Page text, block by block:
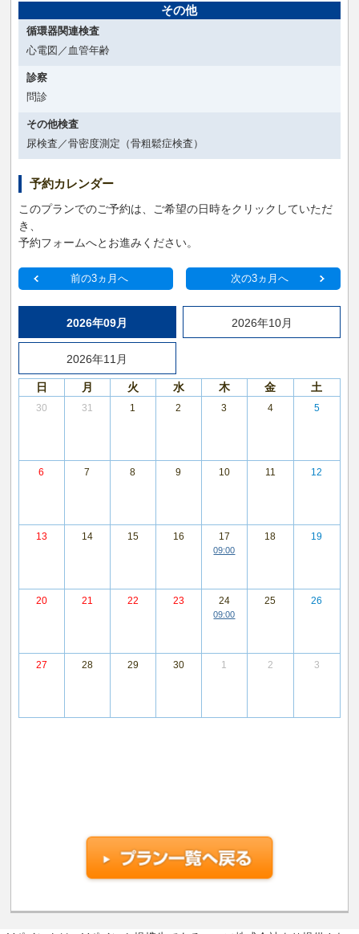
その他
循環器関連検査
心電図／血管年齢
診察
問診
その他検査
尿検査／骨密度測定（骨粗鬆症検査）
予約カレンダー
このプランでのご予約は、ご希望の日時をクリックしていただ
き、
予約フォームへとお進みください。
前の3ヵ月へ 次の3ヵ月へ
2026年09月 2026年10月
2026年11月
日 月 火 水 木 金 土
30 31 1 2 3 4 5
6 7 8 9 10 11 12
13 14 15 16 17
09:00
18 19
20 21 22 23 24
09:00
25 26
27 28 29 30 1 2 3